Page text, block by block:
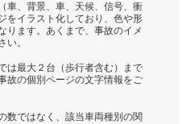
車、背景、車、天候、信号、衝
をイラスト化しており、色や形
ります。あくまで、事故のイメ
い。
は最大２台（歩行者含む）まで
故の個別ページの文字情報をご
数ではなく、該当車両種別の関